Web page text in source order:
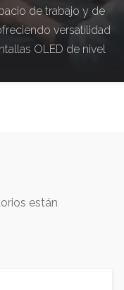
de trabajo y de
versatilidad
OLED de nivel
están